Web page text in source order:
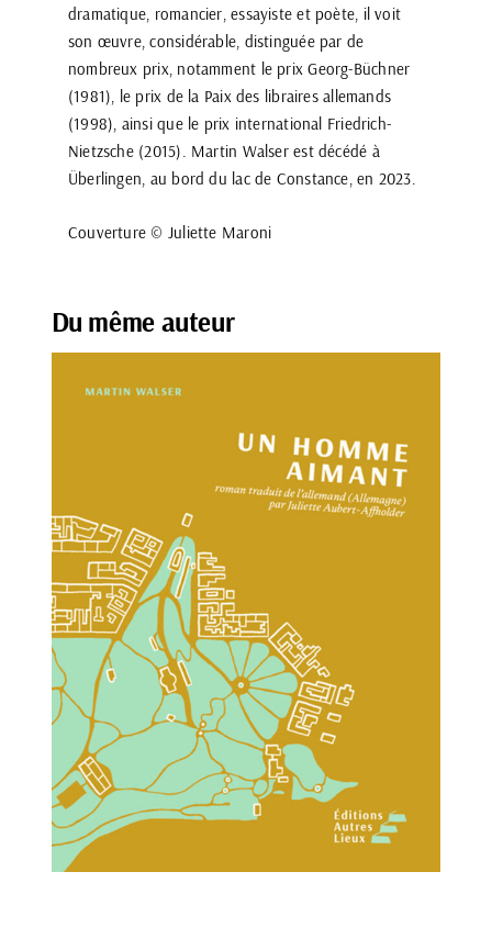
dramatique, romancier, essayiste et poète, il voit
son œuvre, considérable, distinguée par de
nombreux prix, notamment le prix Georg-Büchner
(1981), le prix de la Paix des libraires allemands
(1998), ainsi que le prix international Friedrich-
Nietzsche (2015). Martin Walser est décédé à
Überlingen, au bord du lac de Constance, en 2023.
Couverture © Juliette Maroni
Du même auteur